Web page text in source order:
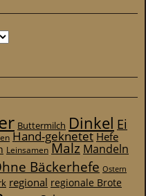
Buttermilch Dinkel Ei
Hand-geknetet Hefe
Leinsamen Malz Mandeln
Bäckerhefe Ostern
regional regionale Brote